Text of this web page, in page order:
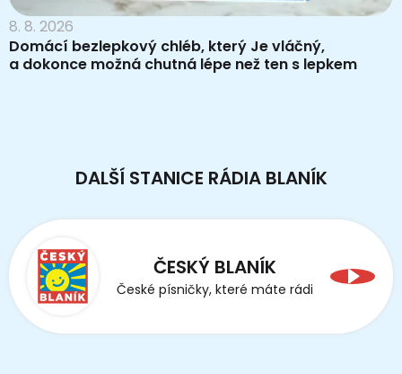
8. 8. 2026
Domácí bezlepkový chléb, který Je vláčný,
a dokonce možná chutná lépe než ten s lepkem
DALŠÍ STANICE RÁDIA BLANÍK
ČESKÝ BLANÍK
České písničky, které máte rádi